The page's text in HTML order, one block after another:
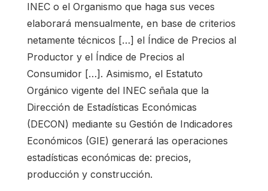
INEC o el Organismo que haga sus veces
elaborará mensualmente, en base de criterios
netamente técnicos […] el Índice de Precios al
Productor y el Índice de Precios al
Consumidor […]. Asimismo, el Estatuto
Orgánico vigente del INEC señala que la
Dirección de Estadísticas Económicas
(DECON) mediante su Gestión de Indicadores
Económicos (GIE) generará las operaciones
estadísticas económicas de: precios,
producción y construcción.